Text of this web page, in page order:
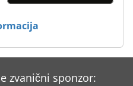
zvanični sponzor: